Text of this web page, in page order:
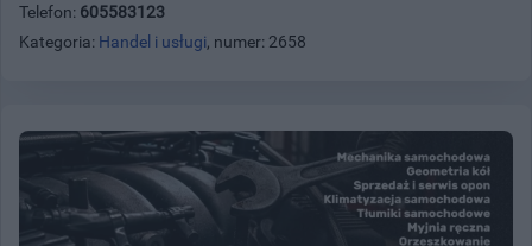
Telefon: 605583123
Kategoria: Handel i usługi, numer: 2658